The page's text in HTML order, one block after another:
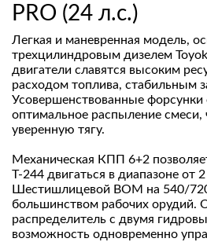
PRO (24 л.с.)
Легкая и маневренная модель,
трехцилиндровым дизелем
двигатели славятся высоким
расходом топлива, стабильным
Усовершенствованные форсунки
оптимальное распыление смеси,
уверенную тягу.
Механическая КПП 6+2
Т-244 двигаться в диапазоне от
Шестишлицевой ВОМ на 540/
большинством рабочих орудий.
распределитель с двумя
возможность одновременно